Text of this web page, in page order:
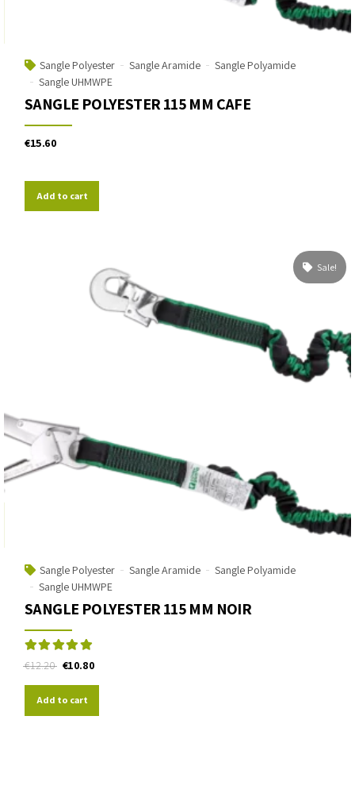
Sangle Polyester Sangle Aramide
Sangle Polyamide
Sangle UHMWPE
SANGLE POLYESTER 115 MM CAFE
€15.60
Add to cart
Sale!
Sangle Polyester Sangle Aramide
Sangle Polyamide
Sangle UHMWPE
SANGLE POLYESTER 115 MM NOIR
€12.20 €10.80
Add to cart